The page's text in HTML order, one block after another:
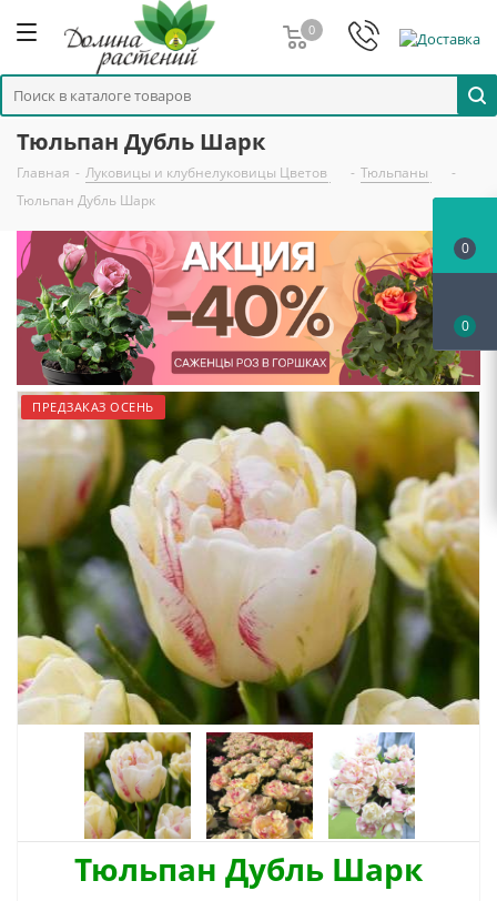
0
Тюльпан Дубль Шарк
Главная - Луковицы и клубнелуковицы Цветов - Тюльпаны
-
Тюльпан Дубль Шарк
ПРЕДЗАКАЗ ОСЕНЬ
Тюльпан Дубль Шарк
0
0